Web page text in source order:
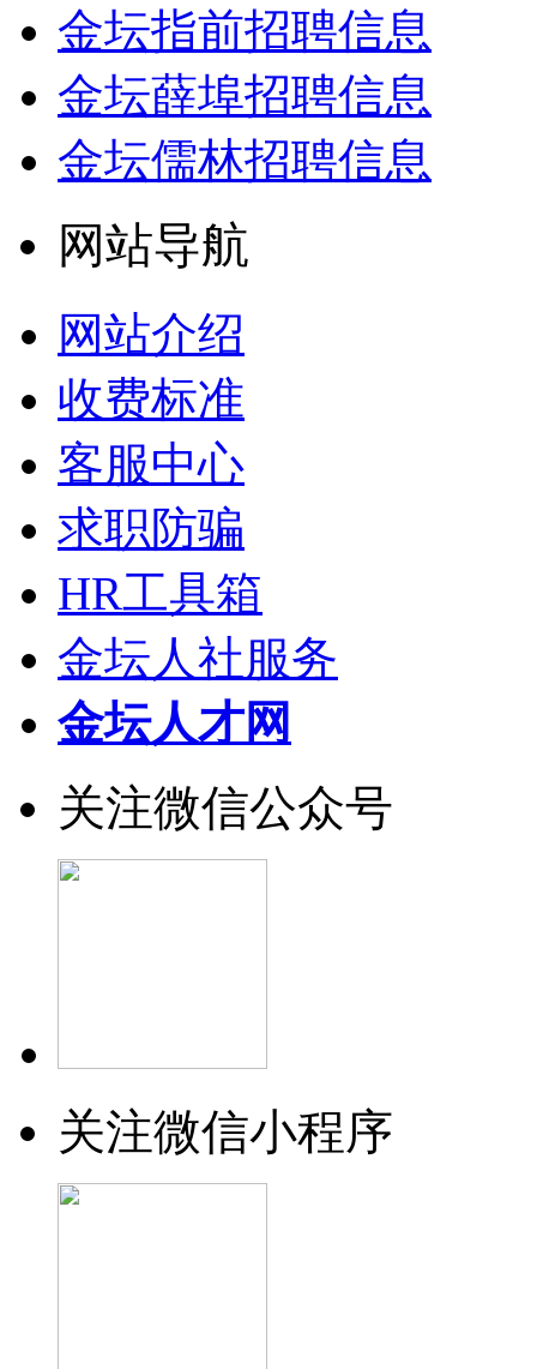
金坛指前招聘信息
金坛薛埠招聘信息
金坛儒林招聘信息
网站导航
网站介绍
收费标准
客服中心
求职防骗
HR工具箱
金坛人社服务
金坛人才网
关注微信公众号
关注微信小程序